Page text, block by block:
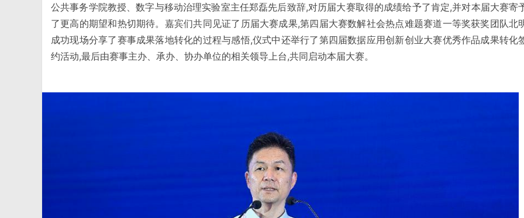
公共事务学院教授、数字与移动治理实验室主任郑磊先后致辞,对历届大赛取得的成绩给予了肯定,并对本届大赛寄
了更高的期望和热切期待。嘉宾们共同见证了历届大赛成果,第四届大赛数解社会热点难题赛道一等奖获奖团队北
成功现场分享了赛事成果落地转化的过程与感悟,仪式中还举行了第四届数据应用创新创业大赛优秀作品成果转化
约活动,最后由赛事主办、承办、协办单位的相关领导上台,共同启动本届大赛。